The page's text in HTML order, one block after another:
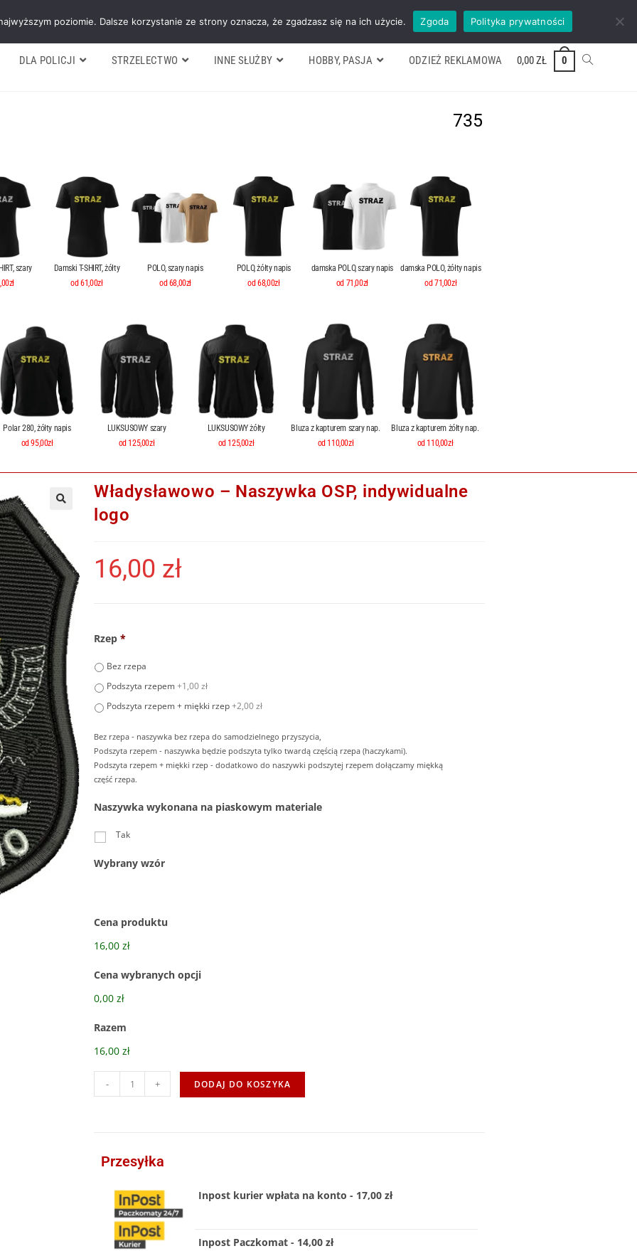
Formularz wyceny Kontakt ZADZWOŃ TEL. 600 352 938
DLA POLICJI STRZELECTWO INNE SŁUŻBY HOBBY, PASJA ODZIEŻ REKLAMOWA 0,00ZŁ 0
735
szary
Damski T-SHIRT, żółty
od 61,00zł
POLO, szary napis
od 68,00zł
POLO, żółty napis
od 68,00zł
damska POLO, szary napis
od 71,00zł
damska POLO, żółty napis
od 71,00zł
Polar 280, żółty napis
od 95,00zł
LUKSUSOWY szary
od 125,00zł
LUKSUSOWY żółty
od 125,00zł
Bluza z kapturem szary nap.
od 110,00zł
Bluza z kapturem żółty nap.
od 110,00zł
Władysławowo – Naszywka OSP, indywidualne
logo
16,00 zł
Rzep *
Bez rzepa
Podszyta rzepem+1,00 zł
Podszyta rzepem + miękki rzep+2,00 zł
Bez rzepa - naszywka bez rzepa do samodzielnego przyszycia,
Podszyta rzepem - naszywka będzie podszyta tylko twardą częścią rzepa (haczykami).
Podszyta rzepem + miękki rzep - dodatkowo do naszywki podszytej rzepem dołączamy miękką
część rzepa.
Naszywka wykonana na piaskowym materiale
Tak
Wybrany wzór
Cena produktu
16,00 zł
Cena wybranych opcji
0,00 zł
Razem
16,00 zł
- + DODAJ DO KOSZYKA
Przesyłka
Inpost kurier wpłata na konto - 17,00 zł
Inpost Paczkomat - 14,00 zł
poziomie. Dalsze korzystanie ze strony oznacza, że zgadzasz się na ich użycie. Zgoda Polityka prywatności